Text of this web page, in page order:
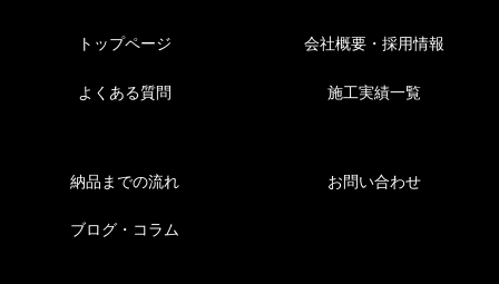
トップページ
よくある質問
会社概要・採用情報
施工実績一覧
納品までの流れ
ブログ・コラム
お問い合わせ